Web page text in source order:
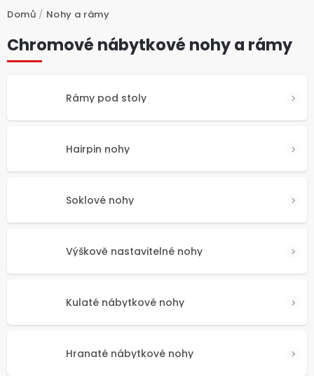
Domů / Nohy a rámy
Chromové nábytkové nohy a rámy
Rámy pod stoly
Hairpin nohy
Soklové nohy
Výškově nastavitelné nohy
Kulaté nábytkové nohy
Hranaté nábytkové nohy